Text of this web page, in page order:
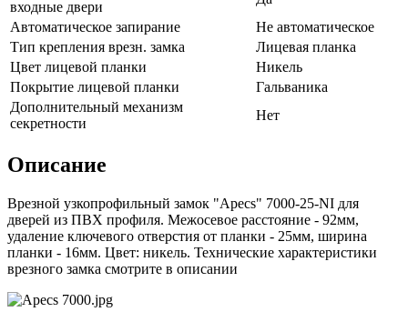
входные двери
Автоматическое запирание
Не автоматическое
Тип крепления врезн. замка
Лицевая планка
Цвет лицевой планки
Никель
Покрытие лицевой планки
Гальваника
Дополнительный механизм
секретности
Нет
Описание
Врезной узкопрофильный замок "Apecs" 7000-25-NI для
дверей из ПВХ профиля. Межосевое расстояние - 92мм,
удаление ключевого отверстия от планки - 25мм, ширина
планки - 16мм. Цвет: никель. Технические характеристики
врезного замка смотрите в описании